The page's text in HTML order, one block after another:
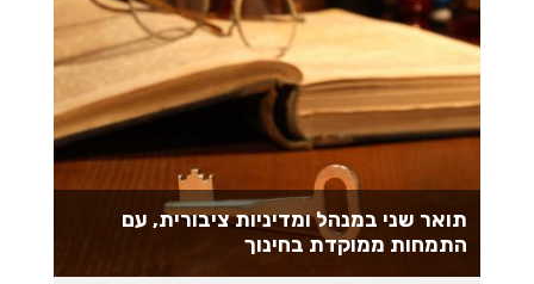
תואר שני במנהל ומדיניות ציבורית, עם
התמחות ממוקדת בחינוך